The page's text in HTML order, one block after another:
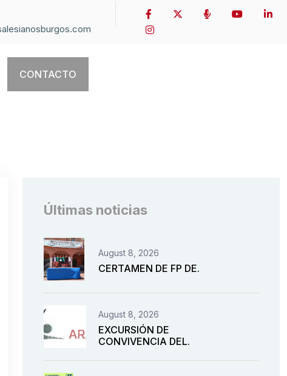
CONTACTO
Últimas noticias
August 8, 2026
CERTAMEN DE FP DE.
August 8, 2026
EXCURSIÓN DE
CONVIVENCIA DEL.